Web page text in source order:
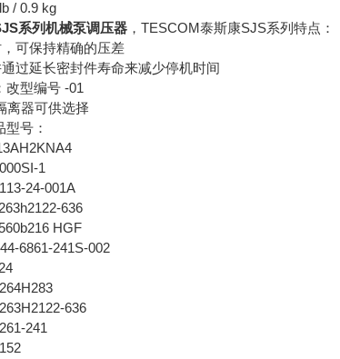
/ 0.9 kg
系列机械泵调压器 ，TESCOM泰斯康SJS系列特点：
可保持精确的压差
过延长密封件寿命来减少停机时间
改型编号 -01
离器可供选择
号：
1
24-001A
636
HGF
6861-241S-002
636
241